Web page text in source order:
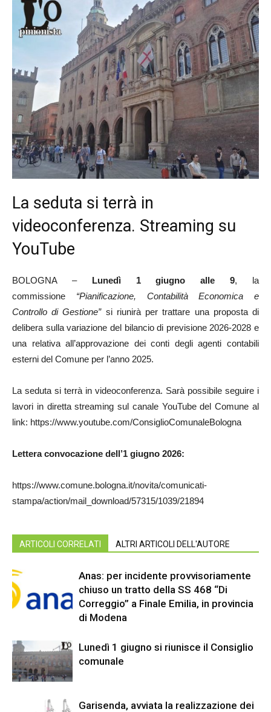
La seduta si terrà in
videoconferenza. Streaming su
YouTube
BOLOGNA –Lunedì 1 giugno alle 9, la
commissione “Pianificazione, Contabilità Economica e
Controllo di Gestione”si riunirà per trattare una proposta di
delibera sulla variazione del bilancio di previsione 2026-2028 e
una relativa all’approvazione dei conti degli agenti contabili
esterni del Comune per l’anno 2025.
La seduta si terrà in videoconferenza. Sarà possibile seguire i
lavori in diretta streaming sul canale YouTube del Comune al
link: https://www.youtube.com/ConsiglioComunaleBologna
Lettera convocazione dell’1 giugno 2026:
https://www.comune.bologna.it/novita/comunicati-
stampa/action/mail_download/57315/1039/21894
ARTICOLI CORRELATI ALTRI ARTICOLI DELL'AUTORE
Anas: per incidente provvisoriamente
chiuso un tratto della SS 468 “Di
Correggio” a Finale Emilia, in provincia
di Modena
Lunedì 1 giugno si riunisce il Consiglio
comunale
Garisenda, avviata la realizzazione dei